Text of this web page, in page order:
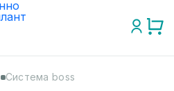
Система boss